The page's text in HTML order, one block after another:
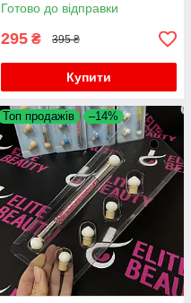
Готово до відправки
295 ₴ 395 ₴
Купити
Топ продажів –14%